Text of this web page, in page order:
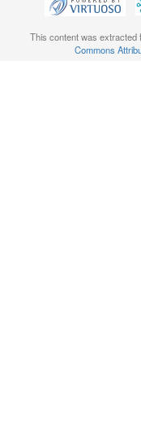
This content was extracted
Commons